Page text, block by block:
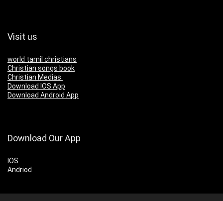
Visit us
world tamil christians
Christian songs book
Christian Medias
Download IOS App
Download Android App
Download Our App
IOS
Andriod